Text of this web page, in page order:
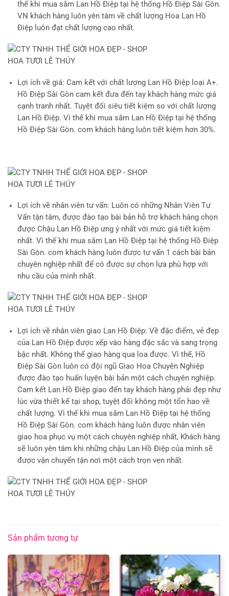
thế khi mua sắm Lan Hồ Điệp tại hệ thống Hồ Điệp Sài Gòn.
VN khách hàng luôn yên tâm về chất lượng Hoa Lan Hồ
Điệp luôn đạt chất lượng cao nhất.
Lợi ích về giá: Cam kết với chất lượng Lan Hồ Điệp loại A+.
Hồ Điệp Sài Gòn cam kết đưa đến tay khách hàng mức giá
cạnh tranh nhất. Tuyệt đối siêu tiết kiệm so với chất lượng
Lan Hồ Điệp. Vì thế khi mua sắm Lan Hồ Điệp tại hệ thống
Hồ Điệp Sài Gòn. com khách hàng luôn tiết kiệm hơn 30%.
Lợi ích về nhân viên tư vấn: Luôn có những Nhân Viên Tư
Vấn tận tâm, được đào tạo bài bản hỗ trợ khách hàng chọn
được Chậu Lan Hồ Điệp ưng ý nhất với mức giá tiết kiệm
nhất. Vì thế khi mua sắm Lan Hồ Điệp tại hệ thống Hồ Điệp
Sài Gòn. com khách hàng luôn được tư vấn 1 cách bài bản
chuyên nghiệp nhất để có được sự chọn lựa phù hợp với
nhu cầu của mình nhất.
Lợi ích về nhân viên giao Lan Hồ Điệp: Về đặc điểm, vẻ đẹp
của Lan Hồ Điệp được xếp vào hàng đặc sắc và sang trọng
bậc nhất. Không thể giao hàng qua loa được. Vì thế, Hồ
Điệp Sài Gòn luôn có đội ngũ Giao Hoa Chuyên Nghiệp
được đào tạo huấn luyện bài bản một cách chuyên nghiệp.
Cam kết Lan Hồ Điệp giao đến tay khách hàng phải đẹp như
lúc vừa thiết kế tại shop, tuyệt đối không một tổn hao về
chất lượng. Vì thế khi mua sắm Lan Hồ Điệp tại hệ thống
Hồ Điệp Sài Gòn. com khách hàng luôn được nhân viên
giao hoa phục vụ một cách chuyên nghiệp nhất, Khách hàng
sẽ luôn yên tâm khi những chậu Lan Hồ Điệp của mình sẽ
được vận chuyển tận nơi một cách trọn vẹn nhất.
Sản phẩm tương tự